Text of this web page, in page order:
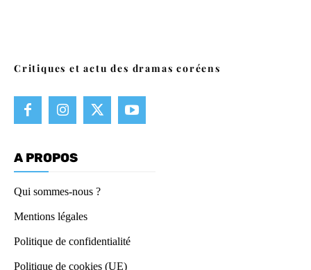
Critiques et actu des dramas coréens
A PROPOS
Qui sommes-nous ?
Mentions légales
Politique de confidentialité
Politique de cookies (UE)